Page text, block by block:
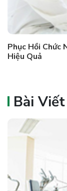
Phục Hồi Chức
Hiệu Quả
Bài